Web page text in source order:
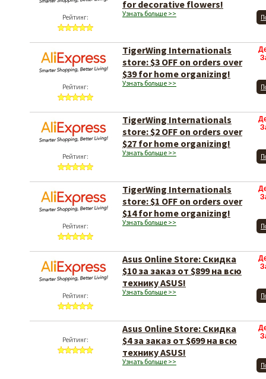
Рейтинг:
for decorative flowers!
Узнать больше >>
Рейтинг:
TigerWing Internationals
store: $3 OFF on orders over
$39 for home organizing!
Узнать больше >>
Рейтинг:
TigerWing Internationals
store: $2 OFF on orders over
$27 for home organizing!
Узнать больше >>
Рейтинг:
TigerWing Internationals
store: $1 OFF on orders over
$14 for home organizing!
Узнать больше >>
Рейтинг:
Asus Online Store: Скидка
$10 за заказ от $899 на всю
технику ASUS!
Узнать больше >>
Рейтинг:
Asus Online Store: Скидка
$4 за заказ от $699 на всю
технику ASUS!
Узнать больше >>